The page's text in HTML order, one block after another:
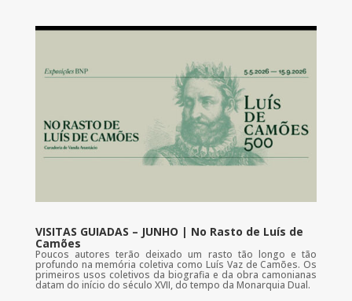
VISITAS GUIADAS – JUNHO | No Rasto de Luís de
Camões
Poucos autores terão deixado um rasto tão longo e tão
profundo na memória coletiva como Luís Vaz de Camões. Os
primeiros usos coletivos da biografia e da obra camonianas
datam do início do século XVII, do tempo da Monarquia Dual.